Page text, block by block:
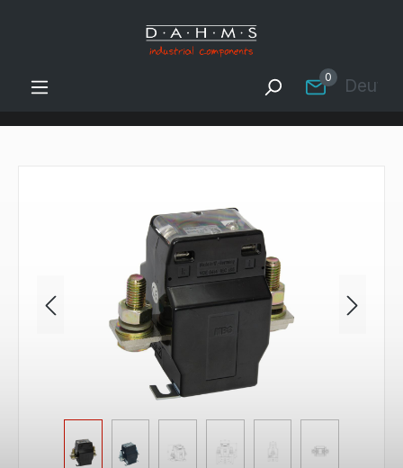
Zum Hauptinhalt springen
0
Bildergalerie überspringen